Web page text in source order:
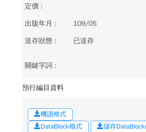
109/05
已送存
預行編目資料
機讀格式
DataBlock格式
儲存